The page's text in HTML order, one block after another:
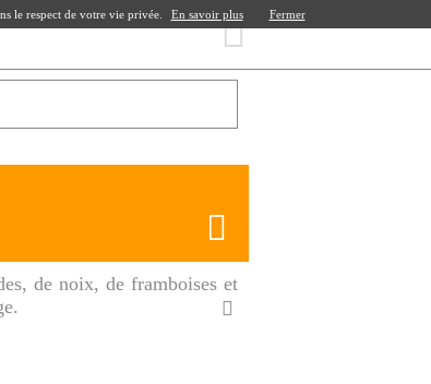
de noix, de framboises et
le respect de votre vie privée. En savoir plus Fermer